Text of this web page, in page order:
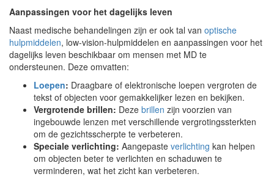
Aanpassingen voor het dagelijks leven
Naast medische behandelingen zijn er ook tal van optische
hulpmiddelen, low-vision-hulpmiddelen en aanpassingen voor het
dagelijks leven beschikbaar om mensen met MD te
ondersteunen. Deze omvatten:
Loepen: Draagbare of elektronische loepen vergroten de
tekst of objecten voor gemakkelijker lezen en bekijken.
Vergrotende brillen: Deze brillen zijn voorzien van
ingebouwde lenzen met verschillende vergrotingssterkten
om de gezichtsscherpte te verbeteren.
Speciale verlichting: Aangepaste verlichting kan helpen
om objecten beter te verlichten en schaduwen te
verminderen, wat het zicht kan verbeteren.